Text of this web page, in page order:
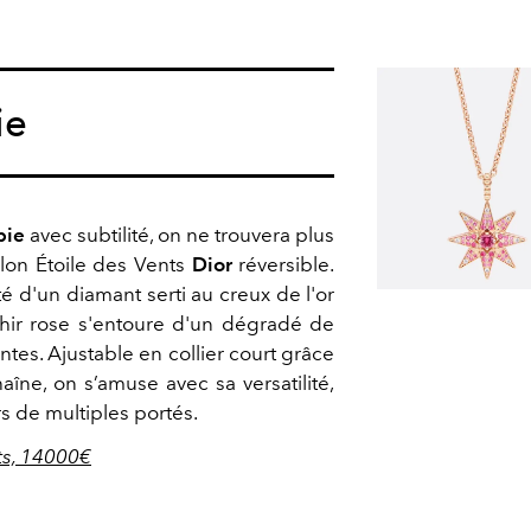
avec subtilité, on ne trouvera plus
Étoile des Vents Diorréversible.
d'un diamant serti au creux de l'or
rose s'entoure d'un dégradé de
Ajustable en collier court grâce
on s’amuse avec sa versatilité,
de multiples portés.
14000€